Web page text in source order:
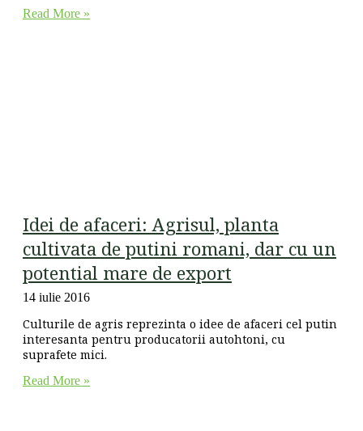
Read More »
Idei de afaceri: Agrisul, planta
cultivata de putini romani, dar cu un
potential mare de export
14 iulie 2016
Culturile de agris reprezinta o idee de afaceri cel putin
interesanta pentru producatorii autohtoni, cu
suprafete mici.
Read More »